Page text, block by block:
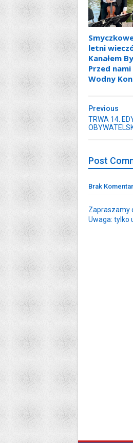
letni
Kanałem
Przed
Wodny
Previous
TRWA 14.
Post
Brak
Zapraszamy
Uwaga: tylko